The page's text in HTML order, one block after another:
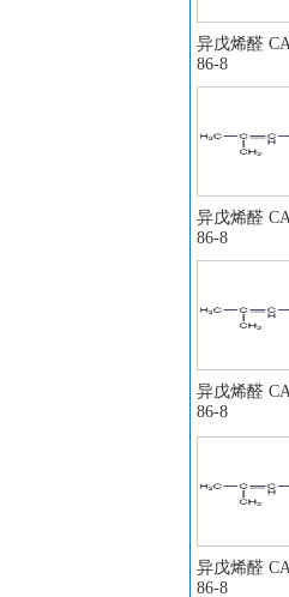
异戊烯醛
86-8
异戊烯醛
86-8
异戊烯醛
86-8
异戊烯醛
86-8